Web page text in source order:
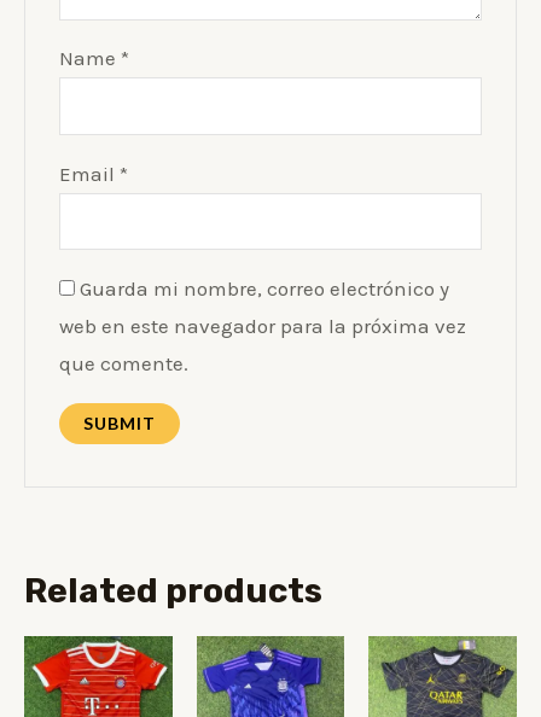
Name *
Email *
Guarda mi nombre, correo electrónico y
web en este navegador para la próxima vez
que comente.
Related products